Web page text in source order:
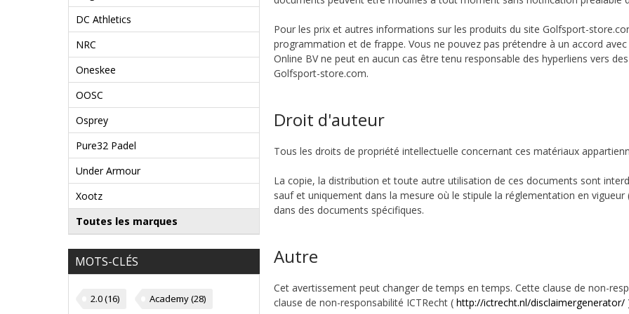
DC Athletics
NRC
Oneskee
OOSC
Osprey
Pure32 Padel
Under Armour
Xootz
Toutes les marques
MOTS-CLÉS
2.0(16) Academy(28)
Pour les prix et autres informations sur les produits du site Golfsport-
programmation et de frappe. Vous ne pouvez pas prétendre à un accord
Online BV ne peut en aucun cas être tenu responsable des hyperliens vers
Golfsport-store.com.
Droit d'auteur
Tous les droits de propriété intellectuelle concernant ces matériaux
La copie, la distribution et toute autre utilisation de ces documents sont
sauf et uniquement dans la mesure où le stipule la réglementation en
dans des documents spécifiques.
Autre
Cet avertissement peut changer de temps en temps. Cette clause de non-
clause de non-responsabilité ICTRecht ( http://ictrecht.nl/disclaimergenerator/